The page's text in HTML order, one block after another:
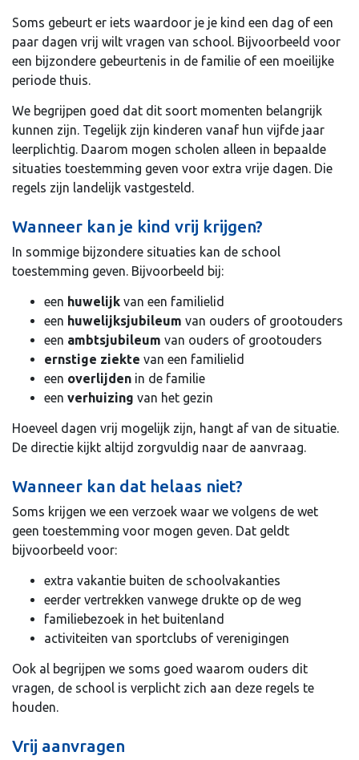
Soms gebeurt er iets waardoor je je kind een dag of een
paar dagen vrij wilt vragen van school. Bijvoorbeeld voor
een bijzondere gebeurtenis in de familie of een moeilijke
periode thuis.
We begrijpen goed dat dit soort momenten belangrijk
kunnen zijn. Tegelijk zijn kinderen vanaf hun vijfde jaar
leerplichtig. Daarom mogen scholen alleen in bepaalde
situaties toestemming geven voor extra vrije dagen. Die
regels zijn landelijk vastgesteld.
Wanneer kan je kind vrij krijgen?
In sommige bijzondere situaties kan de school
toestemming geven. Bijvoorbeeld bij:
een huwelijk van een familielid
een huwelijksjubileum van ouders of grootouders
een ambtsjubileum van ouders of grootouders
ernstige ziekte van een familielid
een overlijden in de familie
een verhuizing van het gezin
Hoeveel dagen vrij mogelijk zijn, hangt af van de situatie.
De directie kijkt altijd zorgvuldig naar de aanvraag.
Wanneer kan dat helaas niet?
Soms krijgen we een verzoek waar we volgens de wet
geen toestemming voor mogen geven. Dat geldt
bijvoorbeeld voor:
extra vakantie buiten de schoolvakanties
eerder vertrekken vanwege drukte op de weg
familiebezoek in het buitenland
activiteiten van sportclubs of verenigingen
Ook al begrijpen we soms goed waarom ouders dit
vragen, de school is verplicht zich aan deze regels te
houden.
Vrij aanvragen